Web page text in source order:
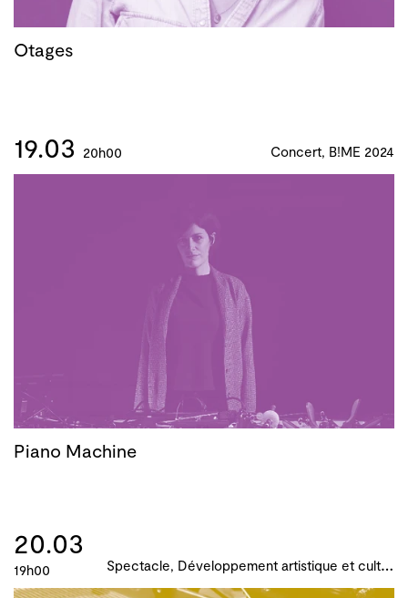
Otages
19.03 20h00 Concert, B!ME 2024
Piano Machine
20.03
19h00 S
pectacle, Développement artistique et culturel des territoires, Actions culturelles, Atelier, master-class, parcours, B!ME 2024